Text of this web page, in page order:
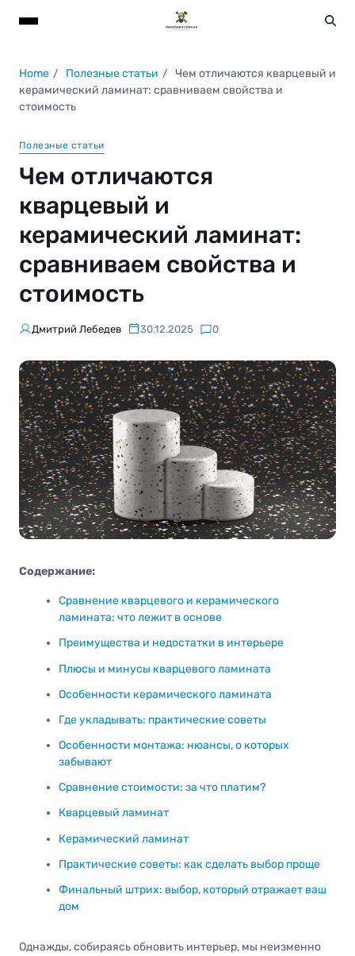
Home Полезные статьи
Чем отличаются кварцевый и
керамический ламинат: сравниваем свойства и
стоимость
Полезные статьи
Чем отличаются
кварцевый и
керамический ламинат:
сравниваем свойства и
стоимость
Дмитрий Лебедев 30.12.2025 0
Содержание:
Сравнение кварцевого и керамического
ламината: что лежит в основе
Преимущества и недостатки в интерьере
Плюсы и минусы кварцевого ламината
Особенности керамического ламината
Где укладывать: практические советы
Особенности монтажа: нюансы, о которых
забывают
Сравнение стоимости: за что платим?
Кварцевый ламинат
Керамический ламинат
Практические советы: как сделать выбор проще
Финальный штрих: выбор, который отражает ваш
дом
Однажды, собираясь обновить интерьер, мы неизменно